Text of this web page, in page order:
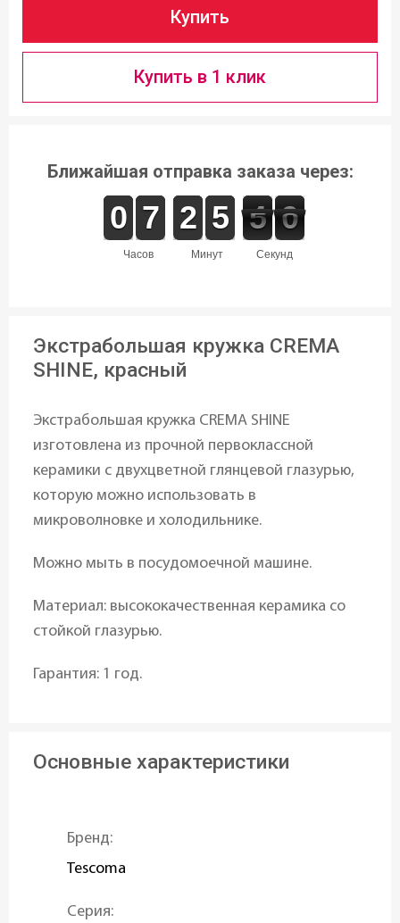
Купить
Купить в 1 клик
Ближайшая отправка заказа через:
часов
9
9
0
0 6
6
7
7
минут
1
1
2
2 4
4
5
5
секунд
5
4
4 0
9
9
Экстрабольшая кружка CREMA
SHINE, красный
Экстрабольшая кружка CREMA SHINE
изготовлена ​​из прочной первоклассной
керамики с двухцветной глянцевой глазурью,
которую можно использовать в
микроволновке и холодильнике.
Можно мыть в посудомоечной машине.
Материал: высококачественная керамика со
стойкой глазурью.
Гарантия: 1 год.
Основные характеристики
Бренд:
Tescoma
Серия: